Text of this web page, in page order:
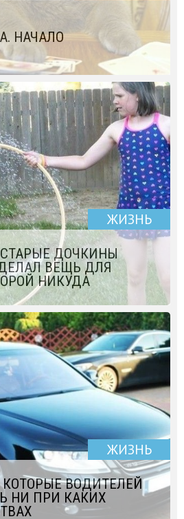
НАЧАЛО
ЖИЗНЬ
ДОЧКИНЫ
ВЕЩЬ ДЛЯ
НИКУДА
ЖИЗНЬ
КОТОРЫЕ ВОДИТЕЛЕЙ
НИ ПРИ КАКИХ